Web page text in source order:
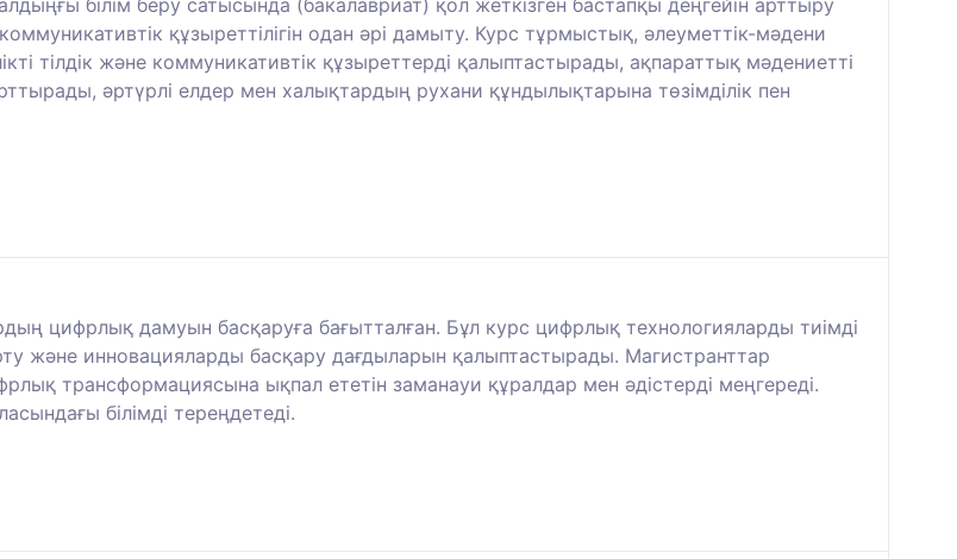
білім беру сатысында (бакалавриат) қол жеткізген бастапқы деңгейін арттыру
құзыреттілігін одан әрі дамыту. Курс тұрмыстық, әлеуметтік-мәдени
тілдік және коммуникативтік құзыреттерді қалыптастырады, ақпараттық мәдениетті
әртүрлі елдер мен халықтардың рухани құндылықтарына төзімділік пен
цифрлық дамуын басқаруға бағытталған. Бұл курс цифрлық технологияларды тиімді
және инновацияларды басқару дағдыларын қалыптастырады. Магистранттар
трансформациясына ықпал ететін заманауи құралдар мен әдістерді меңгереді.
білімді тереңдетеді.